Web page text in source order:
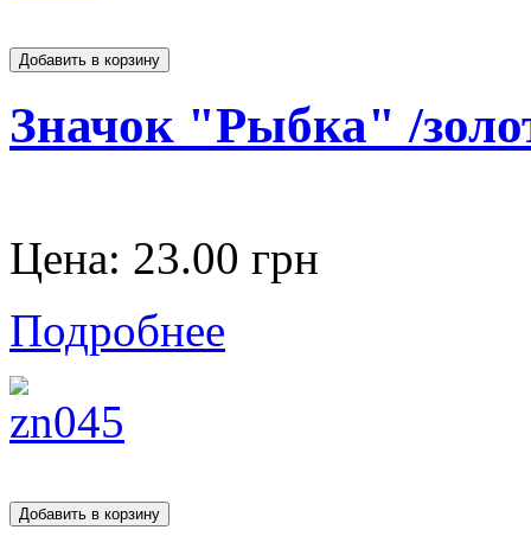
Значок "Рыбка" /
Цена: 23.00 грн
Подробнее